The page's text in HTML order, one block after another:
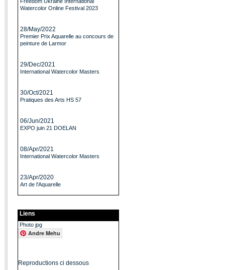
Watercolor Online Festival 2023
28/May/2022
Premier Prix Aquarelle au concours de
peinture de Larmor
29/Dec/2021
International Watercolor Masters
30/Oct/2021
Pratiques des Arts HS 57
06/Jun/2021
EXPO juin 21 DOELAN
08/Apr/2021
International Watercolor Masters
23/Apr/2020
Art de l'Aquarelle
Liens
Photo jpg
Andre Mehu
Reproductions ci dessous